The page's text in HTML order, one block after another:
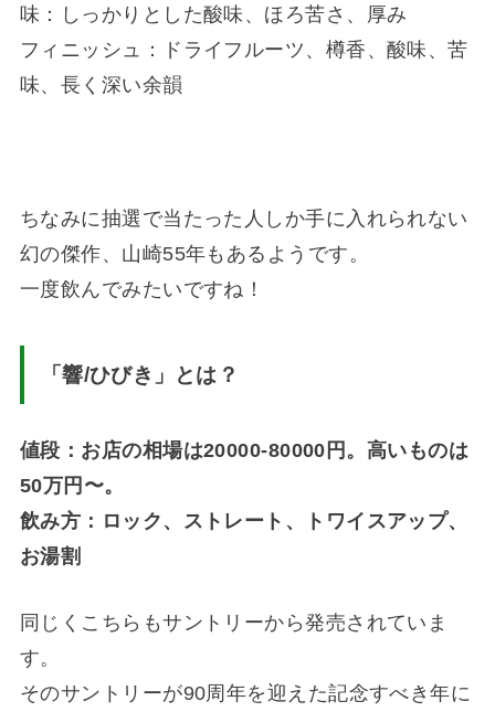
味：しっかりとした酸味、ほろ苦さ、厚み
フィニッシュ：ドライフルーツ、樽香、酸味、苦
味、長く深い余韻
ちなみに抽選で当たった人しか手に入れられない
幻の傑作、山崎55年もあるようです。
一度飲んでみたいですね！
「響/ひびき」とは？
値段：お店の相場は20000-80000円。高いものは
50万円〜。
飲み方：ロック、ストレート、トワイスアップ、
お湯割
同じくこちらもサントリーから発売されていま
す。
そのサントリーが90周年を迎えた記念すべき年に